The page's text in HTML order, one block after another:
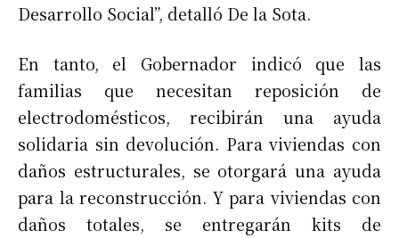
Desarrollo Social”, detalló De la Sota.
En tanto, el Gobernador indicó que las
familias que necesitan reposición de
electrodomésticos, recibirán una ayuda
solidaria sin devolución. Para viviendas con
daños estructurales, se otorgará una ayuda
para la reconstrucción. Y para viviendas con
daños totales, se entregarán kits de